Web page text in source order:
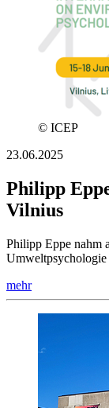
© ICEP
23.06.2025
Philipp
Vilnius
Philipp Eppe nahm
Umweltpsychologie
mehr